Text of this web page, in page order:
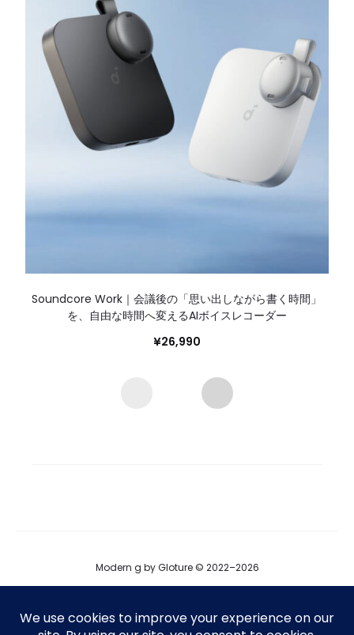
Soundcore Work｜会議後の「思い出しながら書く時間」
を、自由な時間へ変えるAIボイスレコーダー
¥26,990
Modern g by Gloture © 2022–2026